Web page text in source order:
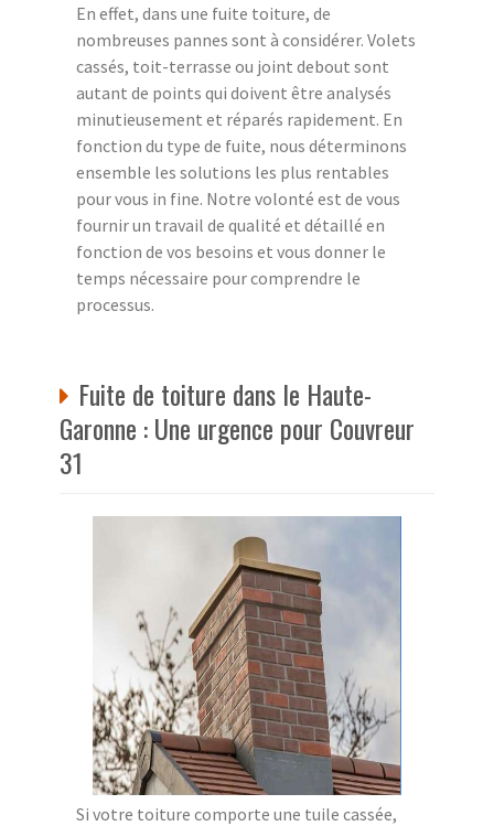
En effet, dans une fuite toiture, de
nombreuses pannes sont à considérer. Volets
cassés, toit-terrasse ou joint debout sont
autant de points qui doivent être analysés
minutieusement et réparés rapidement. En
fonction du type de fuite, nous déterminons
ensemble les solutions les plus rentables
pour vous in fine. Notre volonté est de vous
fournir un travail de qualité et détaillé en
fonction de vos besoins et vous donner le
temps nécessaire pour comprendre le
processus.
Fuite de toiture dans le Haute-
Garonne : Une urgence pour Couvreur
31
Si votre toiture comporte une tuile cassée,